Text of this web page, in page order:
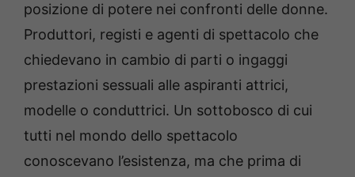
posizione di potere nei confronti delle donne.
Produttori, registi e agenti di spettacolo che
chiedevano in cambio di parti o ingaggi
prestazioni sessuali alle aspiranti attrici,
modelle o conduttrici. Un sottobosco di cui
tutti nel mondo dello spettacolo
conoscevano l’esistenza, ma che prima di